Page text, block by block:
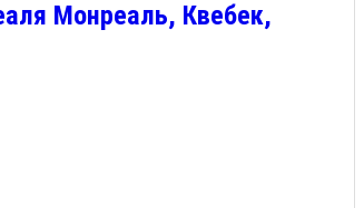
Монреаль, Квебек,